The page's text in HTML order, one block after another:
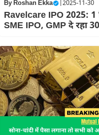
ByRoshan Ekka | 2025-11-30
Ravelcare IPO 2025: 1
SME IPO, GMP दे रहा